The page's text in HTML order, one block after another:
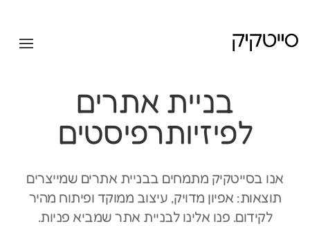
בניית אתרים
לפיזיותרפיסטים
אנו בסייטקיק מתמחים בבניית אתרים שמייצרים
תוצאות: אפיון מדויק, עיצוב ממוקד ופיתוח מהיר
לקידום. פנו אלינו לבניית אתר שמביא פניות.